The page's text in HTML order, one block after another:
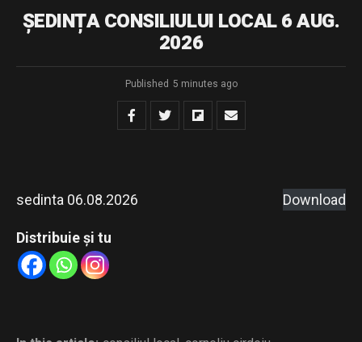
ȘEDINȚA CONSILIULUI LOCAL 6 AUG.
2026
Published 5 minutes ago
sedinta 06.08.2026 Download
Distribuie și tu